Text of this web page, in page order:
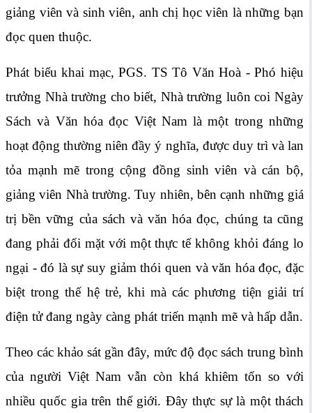
giảng viên và sinh viên, anh chị học viên là những bạn
đọc quen thuộc.
Phát biểu khai mạc, PGS. TS Tô Văn Hoà - Phó hiệu
trưởng Nhà trường cho biết, Nhà trường luôn coi Ngày
Sách và Văn hóa đọc Việt Nam là một trong những
hoạt động thường niên đầy ý nghĩa, được duy trì và lan
tỏa mạnh mẽ trong cộng đồng sinh viên và cán bộ,
giảng viên Nhà trường. Tuy nhiên, bên cạnh những giá
trị bền vững của sách và văn hóa đọc, chúng ta cũng
đang phải đối mặt với một thực tế không khỏi đáng lo
ngại - đó là sự suy giảm thói quen và văn hóa đọc, đặc
biệt trong thế hệ trẻ, khi mà các phương tiện giải trí
điện tử đang ngày càng phát triến mạnh mẽ và hấp dẫn.
Theo các khảo sát gần đây, mức độ đọc sách trung bình
của người Việt Nam vẫn còn khá khiêm tốn so với
nhiều quốc gia trên thế giới. Đây thực sự là một thách